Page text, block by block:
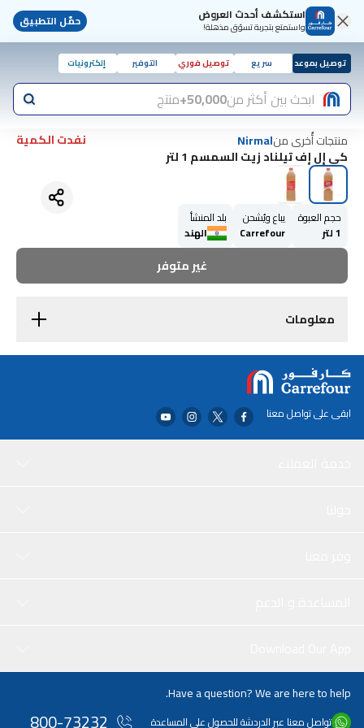
استكشف أحدث العروض
واستمتع بتجربة تسوّق مذهلة! حمّل التطبيق
توصيل بموعد سريع توصيل فوري التوفير إلكترونيات
ابحث بين أكثر من50,000+ منتج
منتجات أُخرى منNirmal
نفدت الكمية
كي إل إف تيلناد زيت السمسم 1 لتر
حجم العبوة
1 لتر
يباع ويُشحن
Carrefour
بلد المنشأ
الهند
غير متوفر
معلومات
ابقى على تواصل معنا
Have a question? We are here to help.
تواصل معنا عبر الدردشة للحصول على المساعدة 800-73232